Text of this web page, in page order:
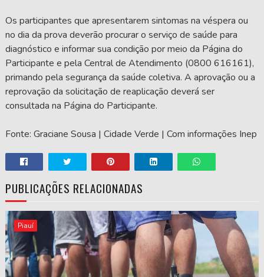
Os participantes que apresentarem sintomas na véspera ou
no dia da prova deverão procurar o serviço de saúde para
diagnóstico e informar sua condição por meio da Página do
Participante e pela Central de Atendimento (0800 616161),
primando pela segurança da saúde coletiva. A aprovação ou a
reprovação da solicitação de reaplicação deverá ser
consultada na Página do Participante.
Fonte: Graciane Sousa | Cidade Verde | Com informações Inep
PUBLICAÇÕES RELACIONADAS
Piauí